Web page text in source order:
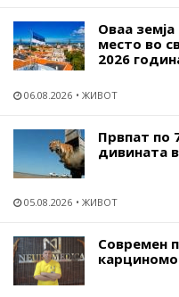
Оваа
место во
2026
06.08.2026 ЖИВОТ
Првпат по
дивината
05.08.2026 ЖИВОТ
Современ